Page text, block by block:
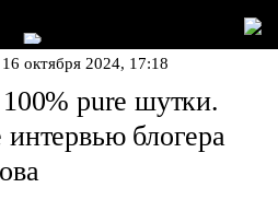
октября 2024, 17:18
pure шутки.
блогера